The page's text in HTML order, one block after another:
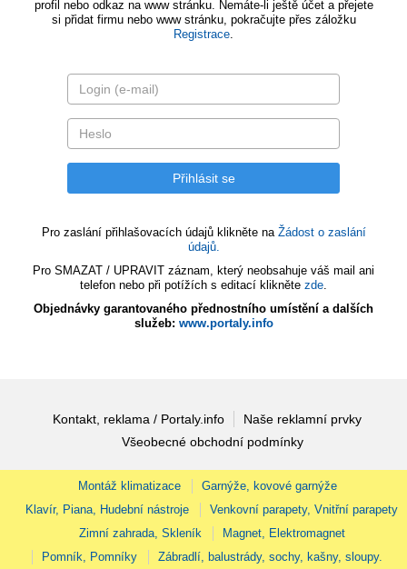
profil nebo odkaz na www stránku. Nemáte-li ještě účet a přejete
si přidat firmu nebo www stránku, pokračujte přes záložku
Registrace.
Pro zaslání přihlašovacích údajů klikněte na Žádost o zaslání
údajů.
Pro SMAZAT / UPRAVIT záznam, který neobsahuje váš mail ani
telefon nebo při potížích s editací klikněte zde.
Objednávky garantovaného přednostního umístění a dalších
služeb: www.portaly.info
Kontakt, reklama / Portaly.info
Naše reklamní prvky
Všeobecné obchodní podmínky
Montáž klimatizace
Garnýže, kovové garnýže
Klavír, Piana, Hudební nástroje
Venkovní parapety, Vnitřní parapety
Zimní zahrada, Skleník
Magnet, Elektromagnet
Pomník, Pomníky
Zábradlí, balustrády, sochy, kašny, sloupy.